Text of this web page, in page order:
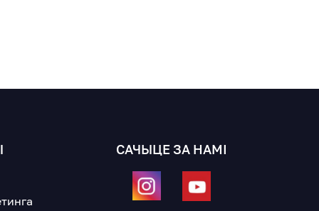
САЧЫЦЕ ЗА НАМІ